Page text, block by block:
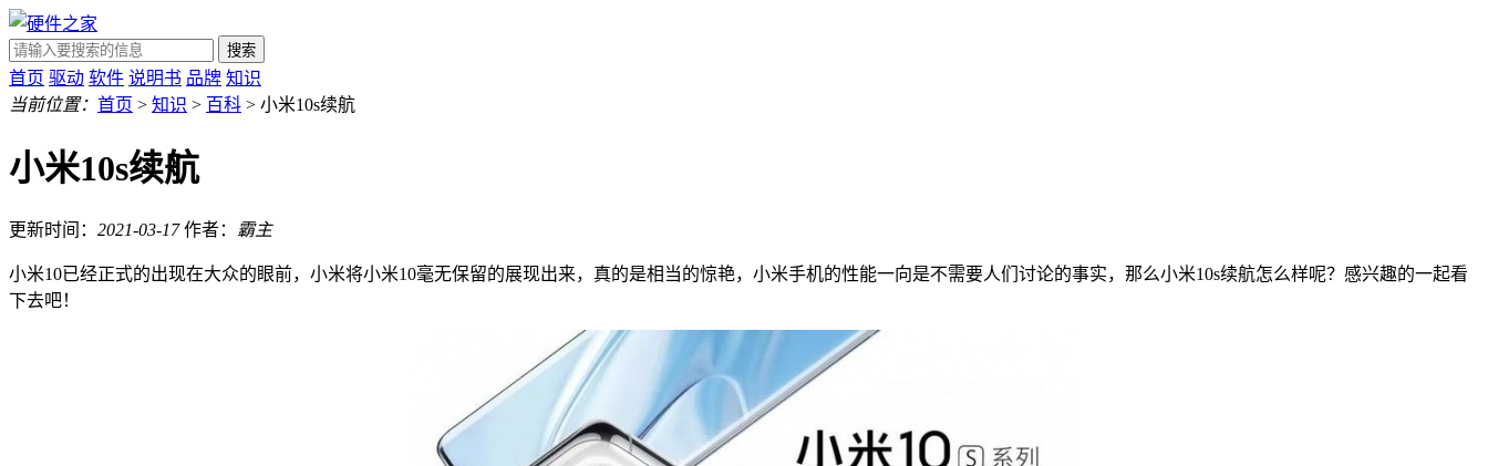
搜索
首页 驱动 软件 说明书 品牌 知识
当前位置： 首页 > 知识 > 百科 > 小米10s续航
小米10s续航
更新时间： 2021-03-17 作者： 霸主
小米10已经正式的出现在大众的眼前，小米将小米10毫无保留的展现出来，真的是相当的惊艳，小米手机的性能一向是不需要人们讨论的事实，那么小米10s续航怎么样呢？感兴趣的一起看
下去吧！